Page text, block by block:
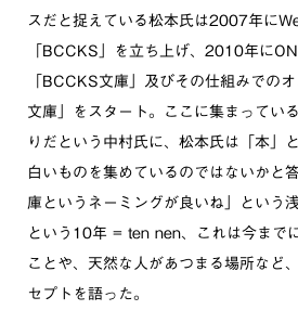
スだと捉えている松本氏は2007年に
「BCCKS」を立ち上げ、2010年に
「BCCKS文庫」及びその仕組みでの
文庫」をスタート。ここに集まってい
りだという中村氏に、松本氏は「本」
白いものを集めているのではないかと
庫というネーミングが良いね」という
という10年 = ten nen、これは今まで
ことや、天然な人があつまる場所など
セプトを語った。